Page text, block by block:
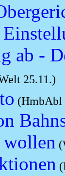
ab -
25.11.)
(HmbAbl